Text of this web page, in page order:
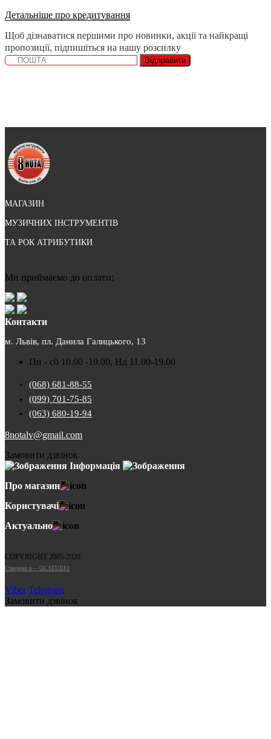
Детальніше про кредитування
Щоб дізнаватися першими про новинки, акції та найкращі
пропозиції, підпишіться на нашу розсилку
Відправити
МАГАЗИН
МУЗИЧНИХ ІНСТРУМЕНТІВ
ТА РОК АТРИБУТИКИ
Ми приймаємо до оплати:
Контакти
м. Львів, пл. Данила Галицького, 13
Пн - сб 10.00 -19.00, Нд 11.00-19.00
(068) 681-88-55
(099) 701-75-85
(063) 680-19-94
8notalv@gmail.com
Замовити дзвінок
Інформація
Про магазин
Користувачі
Актуально
COPYRIGHT 2005-2026
Cтворено в — OC STUDIO
Viber Telegram
Замовити дзвінок